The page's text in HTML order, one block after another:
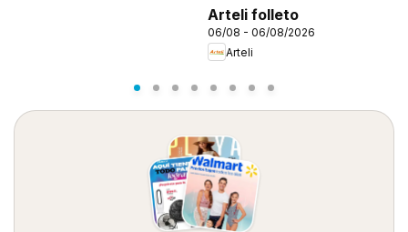
Arteli folleto
06/08 - 06/08/2026
Arteli